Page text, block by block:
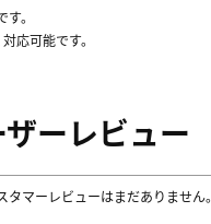
。
応可能です。
ーレビュー
マーレビューはまだありません。